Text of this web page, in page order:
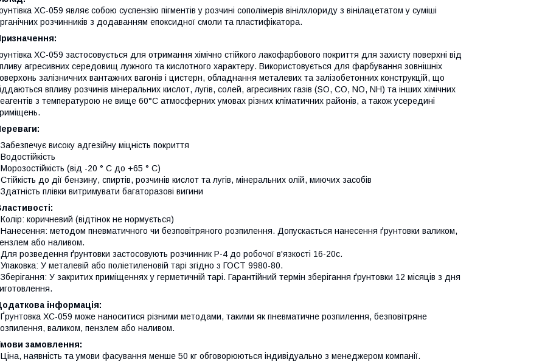
ХС-059 являє собою суспензію пігментів у розчині сополімерів вінілхлориду з вінілацетатом у суміші
розчинників з додаванням епоксидної смоли та пластифікатора.
ХС-059 застосовується для отримання хімічно стійкого лакофарбового покриття для захисту поверхні від
агресивних середовищ лужного та кислотного характеру. Використовується для фарбування зовнішніх
залізничних вантажних вагонів і цистерн, обладнання металевих та залізобетонних конструкцій, що
впливу розчинів мінеральних кислот, лугів, солей, агресивних газів (SO, CO, NO, NH) та інших хімічних
з температурою не вище 60°C атмосферних умовах різних кліматичних районів, а також усередині
високу адгезійну міцність покриття
(від -20 ° C до +65 ° C)
до дії бензину, спиртів, розчинів кислот та лугів, мінеральних олій, миючих засобів
плівки витримувати багаторазові вигини
коричневий (відтінок не нормується)
методом пневматичного чи безповітряного розпилення. Допускається нанесення ґрунтовки валиком,
або наливом.
розведення ґрунтовки застосовують розчинник Р-4 до робочої в'язкості 16-20с.
У металевій або поліетиленовій тарі згідно з ГОСТ 9980-80.
У закритих приміщеннях у герметичній тарі. Гарантійний термін зберігання ґрунтовки 12 місяців з дня
інформація:
ХС-059 може наноситися різними методами, такими як пневматичне розпилення, безповітряне
валиком, пензлем або наливом.
замовлення:
наявність та умови фасування менше 50 кг обговорюються індивідуально з менеджером компанії.